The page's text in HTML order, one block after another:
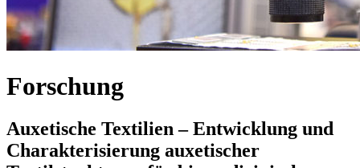
Forschung
Auxetische Textilien – Entwicklung und
Charakterisierung auxetischer